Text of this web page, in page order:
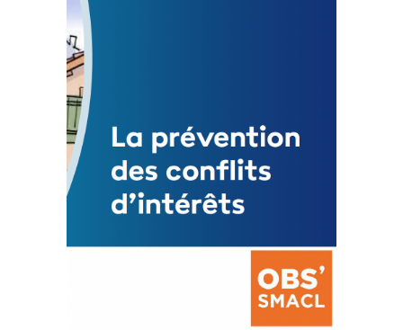
3 avril 2024
Mise à jour avril 2024
FEUILLETER